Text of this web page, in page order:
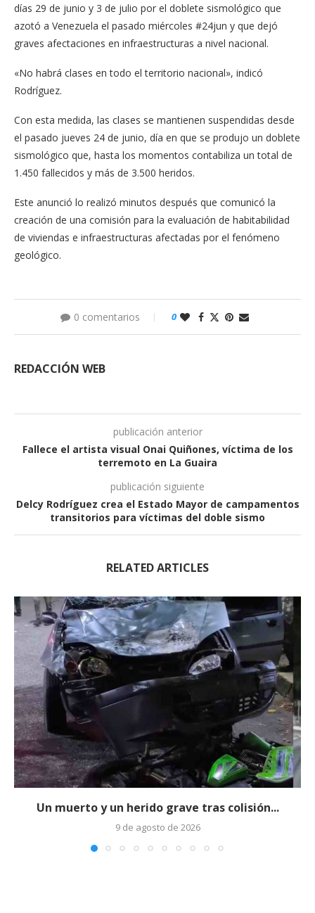
días 29 de junio y 3 de julio por el doblete sismológico que
azotó a Venezuela el pasado miércoles #24jun y que dejó
graves afectaciones en infraestructuras a nivel nacional.
«No habrá clases en todo el territorio nacional», indicó
Rodríguez.
Con esta medida, las clases se mantienen suspendidas desde
el pasado jueves 24 de junio, día en que se produjo un doblete
sismológico que, hasta los momentos contabiliza un total de
1.450 fallecidos y más de 3.500 heridos.
Este anunció lo realizó minutos después que comunicó la
creación de una comisión para la evaluación de habitabilidad
de viviendas e infraestructuras afectadas por el fenómeno
geológico.
0 comentarios 0
REDACCIÓN WEB
publicación anterior
Fallece el artista visual Onai Quiñones, víctima de los
terremoto en La Guaira
publicación siguiente
Delcy Rodríguez crea el Estado Mayor de campamentos
transitorios para víctimas del doble sismo
RELATED ARTICLES
Un muerto y un herido grave tras colisión...
9 de agosto de 2026